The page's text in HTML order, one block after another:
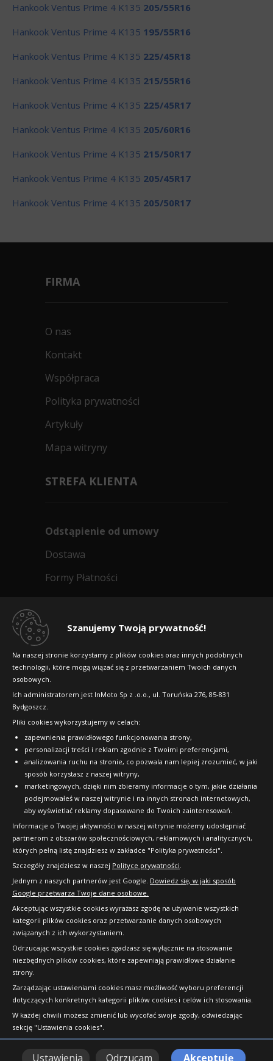
Szanujemy Twoją prywatność!
Na naszej stronie korzystamy z plików cookies oraz innych podobnych
technologii, które mogą wiązać się z przetwarzaniem Twoich danych
osobowych.
Ich administratorem jest InMoto Sp z .o.o., ul. Toruńska 276, 85-831
Bydgoszcz.
Pliki cookies wykorzystujemy w celach:
zapewnienia prawidłowego funkcjonowania strony,
personalizacji treści i reklam zgodnie z Twoimi preferencjami,
analizowania ruchu na stronie, co pozwala nam lepiej zrozumieć, w jaki
sposób korzystasz z naszej witryny,
marketingowych, dzięki nim zbieramy informacje o tym, jakie działania
podejmowałeś w naszej witrynie i na innych stronach internetowych,
aby wyświetlać reklamy dopasowane do Twoich zainteresowań.
Informacje o Twojej aktywności w naszej witrynie możemy udostępniać
partnerom z obszarów społecznościowych, reklamowych i analitycznych,
których pełną listę znajdziesz w zakładce "Polityka prywatności".
Szczegóły znajdziesz w naszej Polityce prywatności.
Jednym z naszych partnerów jest Google. Dowiedz się, w jaki sposób
Google przetwarza Twoje dane osobowe.
Akceptując wszystkie cookies wyrażasz zgodę na używanie wszystkich
kategorii plików cookies oraz przetwarzanie danych osobowych
związanych z ich wykorzystaniem.
Odrzucając wszystkie cookies zgadzasz się wyłącznie na stosowanie
niezbędnych plików cookies, które zapewniają prawidłowe działanie
strony.
Zarządzając ustawieniami cookies masz możliwość wyboru preferencji
dotyczących konkretnych kategorii plików cookies i celów ich stosowania.
W każdej chwili możesz zmienić lub wycofać swoje zgody, odwiedzając
sekcję "Ustawienia cookies".
Ustawienia Odrzucam Akceptuję
Hankook Ventus Prime 4 K135 205/55R16
Hankook Ventus Prime 4 K135 195/55R16
Hankook Ventus Prime 4 K135 225/45R18
Hankook Ventus Prime 4 K135 215/55R16
Hankook Ventus Prime 4 K135 225/45R17
Hankook Ventus Prime 4 K135 205/60R16
Hankook Ventus Prime 4 K135 215/50R17
Hankook Ventus Prime 4 K135 205/45R17
Hankook Ventus Prime 4 K135 205/50R17
FIRMA
O nas
Kontakt
Współpraca
Polityka prywatności
Artykuły
Mapa witryny
STREFA KLIENTA
Odstąpienie od umowy
Dostawa
Formy Płatności
Dlaczego warto kupić w 24opony.pl
Raty
FAQ
OFICJALNY PARTNER
Copyright © 2010-2026 24opony.pl. Wszelkie